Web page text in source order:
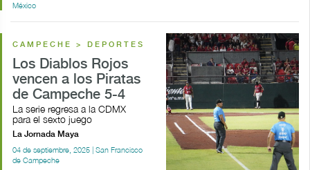
México
CAMPECHE > DEPORTES
Los Diablos Rojos
vencen a los Piratas
de Campeche 5-4
La serie regresa a la CDMX
para el sexto juego
La Jornada Maya
04 de septiembre, 2025 | San Francisco
de Campeche